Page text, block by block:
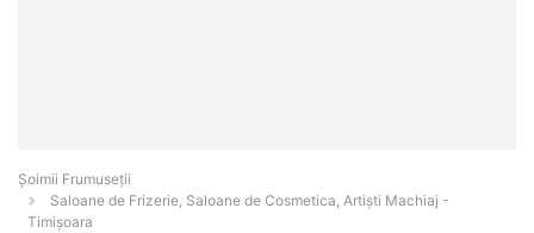
Șoimii Frumuseții
Saloane de Frizerie, Saloane de Cosmetica, Artiști Machiaj -
Timişoara